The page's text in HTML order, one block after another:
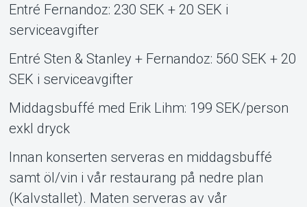
Om Tickster
Entré Fernandoz: 230 SEK + 20 SEK i
serviceavgifter
Entré Sten & Stanley + Fernandoz: 560 SEK + 20
SEK i serviceavgifter
Middagsbuffé med Erik Lihm: 199 SEK/person
exkl dryck
Innan konserten serveras en middagsbuffé
samt öl/vin i vår restaurang på nedre plan
(Kalvstallet). Maten serveras av vår